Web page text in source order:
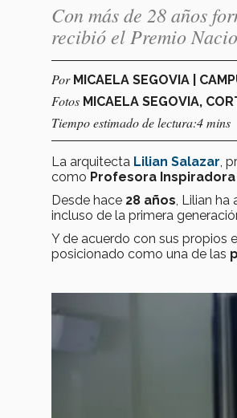
Con más de 28 años
recibió el Premio
Por MICAELA SEGOVIA |
Fotos MICAELA SEGOVIA,
Tiempo estimado de lectura:4 mins
La arquitecta Lilian Salazar ,
como Profesora
Desde hace 28 años , Lilian
incluso de la primera
Y de acuerdo con sus propios
posicionado como una de las